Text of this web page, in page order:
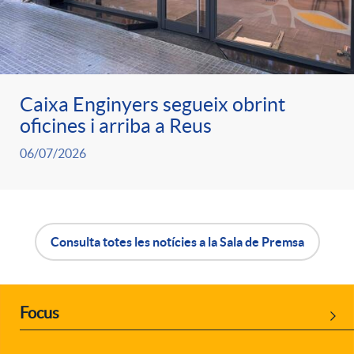
n
o
v
a
b
g
u
t
Caixa Enginyers segueix obrint
oficines i arriba a Reus
06/07/2026
o
Consulta totes les notícies a la Sala de Premsa
P
Focus